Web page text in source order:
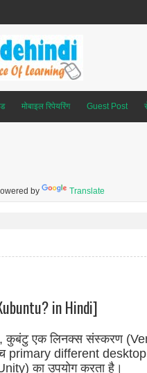
मोबाइल रिपेयरिंग Guest Post
by Translate
in Hindi]
कुबंटु एक लिनक्स संस्करण
primary different
का उपयोग करता है।